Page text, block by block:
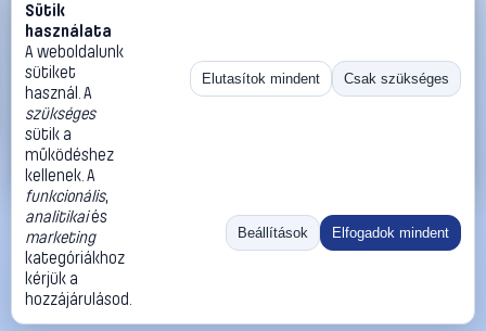
#1785808
Sasszeg TOOLCRAFT DIN 94 A 4, méret: 3,2 x 20 mm 100
db
TOOLCRAFT Sasszegek
4 290 Ft
Kosárba
«
Ugrás:
Méret:
Rendezés:
©2026
ThermoScope
ÁSZF
Cégbemutató
Sütik
használata
A weboldalunk
sütiket
használ. A
szükséges
sütik a
működéshez
kellenek. A
funkcionális,
analitikaiés
marketing
kategóriákhoz
kérjük a
hozzájárulásod.
Elutasítok mindent Csak szükséges
Beállítások Elfogadok mindent